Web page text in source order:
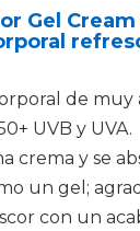
Gel Cream
de muy
UVB y UVA.
crema y se
un gel;
con un